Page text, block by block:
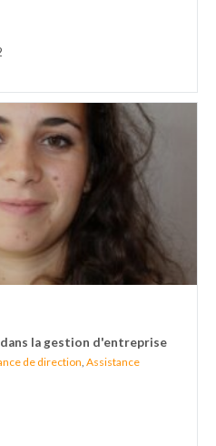
la gestion d'entreprise
de direction, Assistance